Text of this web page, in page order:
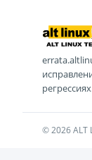
© 2026 ALT